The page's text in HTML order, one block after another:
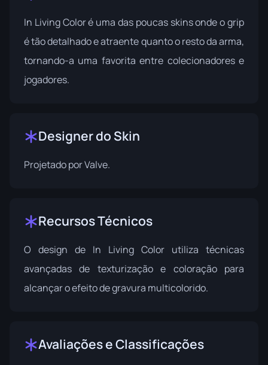
In Living Color é uma das poucas skins onde o grip
é tão detalhado e atraente quanto o resto da arma,
tornando-a uma favorita entre colecionadores e
jogadores.
Designer do Skin
Projetado porValve.
Recursos Técnicos
O design de In Living Color utiliza técnicas
avançadas de texturização e coloração para
alcançar o efeito de gravura multicolorido.
Avaliações e Classificações